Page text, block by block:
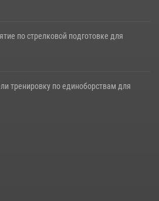
по стрелковой подготовке для
тренировку по единоборствам для